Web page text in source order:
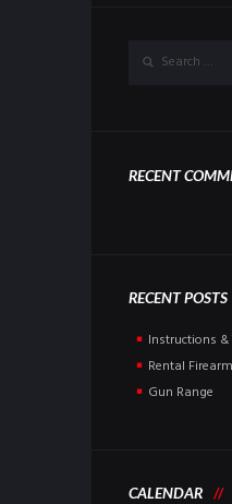
RECENT
RECENT POSTS
Instructions
Rental
Gun Range
CALENDAR